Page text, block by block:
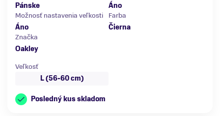
Pánske
Áno
Možnosť nastavenia veľkosti
Áno
Farba
Čierna
Značka
Oakley
Veľkosť
L (56-60 cm)
Posledný kus skladom